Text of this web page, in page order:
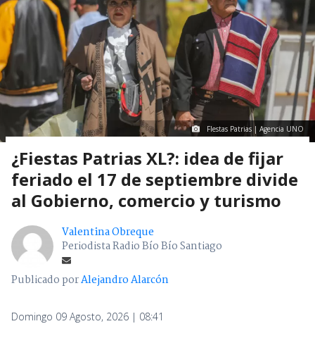
FIestas Patrias | Agencia UNO
¿Fiestas Patrias XL?: idea de fijar
feriado el 17 de septiembre divide
al Gobierno, comercio y turismo
Valentina Obreque
Periodista Radio Bío Bío Santiago
Publicado porAlejandro Alarcón
Domingo 09 Agosto, 2026 | 08:41